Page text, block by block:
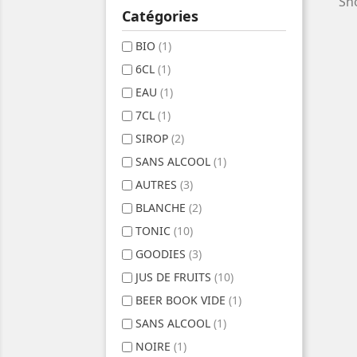
Catégories
BIO (1)
6CL (1)
EAU (1)
7CL (1)
SIROP (2)
SANS ALCOOL (1)
AUTRES (3)
BLANCHE (2)
TONIC (10)
GOODIES (3)
JUS DE FRUITS (10)
BEER BOOK VIDE (1)
SANS ALCOOL (1)
NOIRE (1)